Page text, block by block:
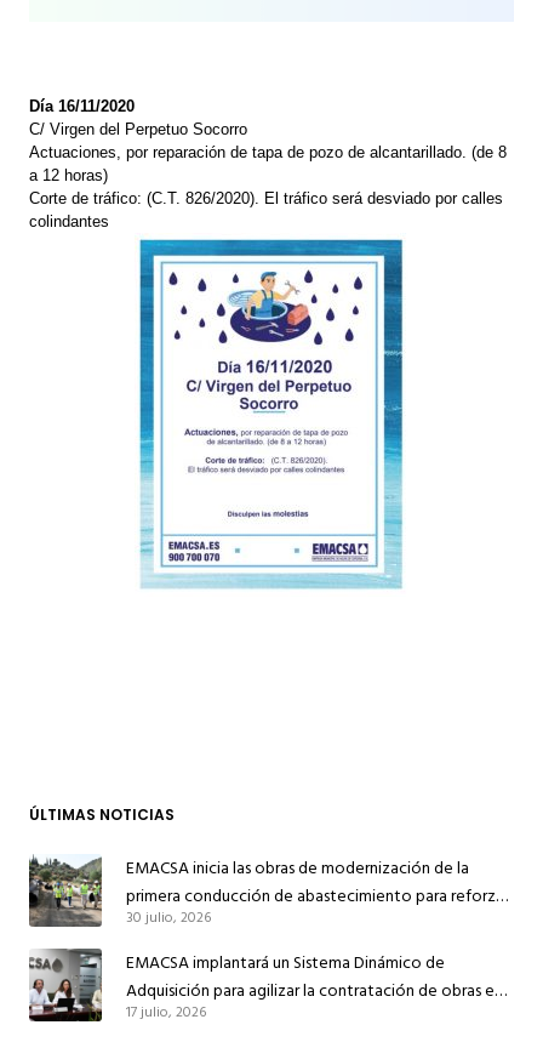
Día 16/11/2020
C/ Virgen del Perpetuo Socorro
Actuaciones, por reparación de tapa de pozo de alcantarillado. (de 8
a 12 horas)
Corte de tráfico: (C.T. 826/2020). El tráfico será desviado por calles
colindantes
ÚLTIMAS NOTICIAS
EMACSA inicia las obras de modernización de la
primera conducción de abastecimiento para reforzar
el suministro de agua de Córdoba
30 julio, 2026
EMACSA implantará un Sistema Dinámico de
Adquisición para agilizar la contratación de obras en
sus redes e instalaciones
17 julio, 2026